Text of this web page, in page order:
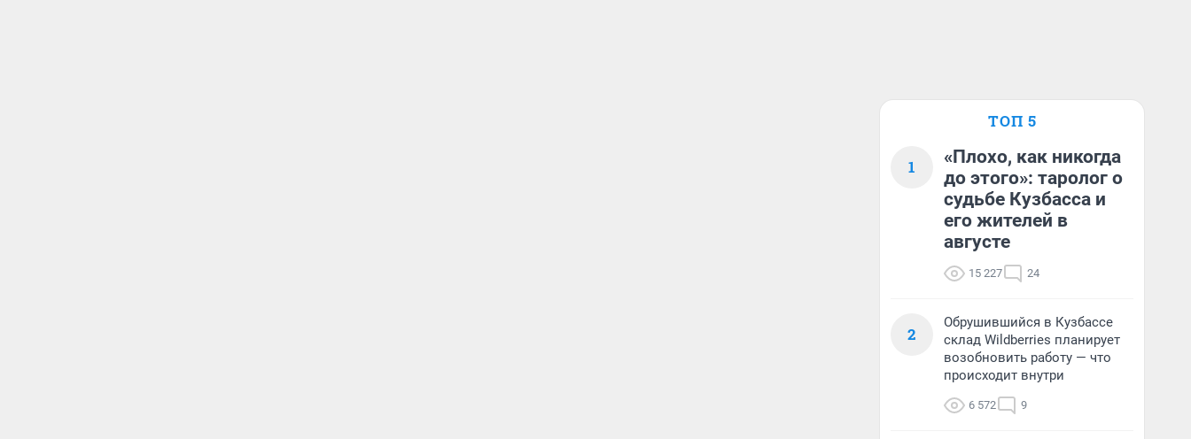
ТОП 5
1
«Плохо, как никогда
до этого»: таролог о
судьбе Кузбасса и
его жителей в
августе
15 227 24
2
Обрушившийся в Кузбассе
склад Wildberries планирует
возобновить работу — что
происходит внутри
6 572 9